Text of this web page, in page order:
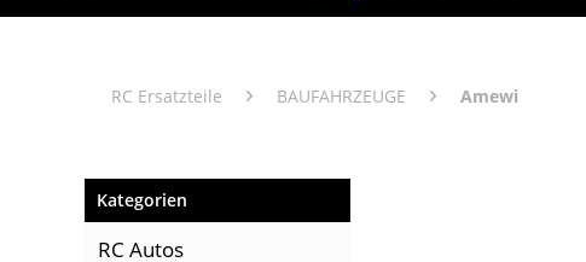
RC Ersatzteile BAUFAHRZEUGE Amewi
Kategorien
RC Autos